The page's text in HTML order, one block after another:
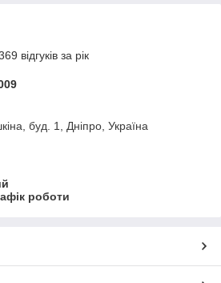
відгуків за рік
буд. 1, Дніпро, Україна
роботи